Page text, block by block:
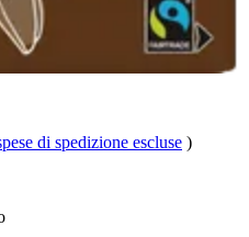
di spedizione escluse )